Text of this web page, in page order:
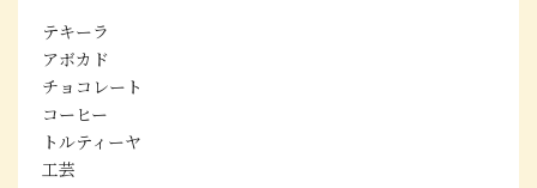
テキーラ
アボカド
チョコレート
コーヒー
トルティーヤ
工芸